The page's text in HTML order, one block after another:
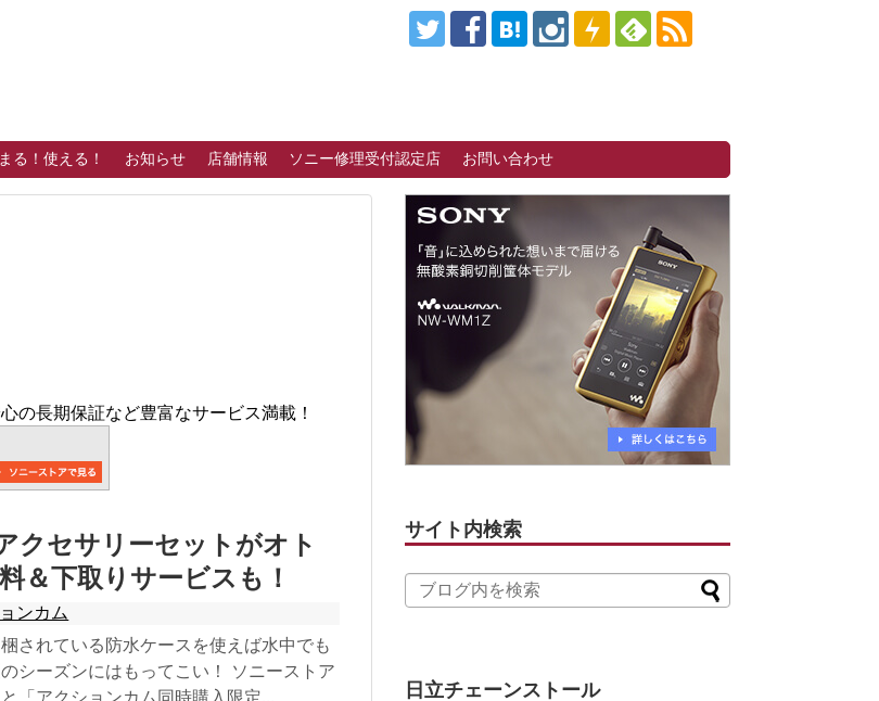
る！使える！ お知らせ 店舗情報 ソニー修理受付認定店 お問い合わせ
の長期保証など豊富なサービス満載！
クセサリーセットがオト
＆下取りサービスも！
ンカム
されている防水ケースを使えば水中でも
シーズンにはもってこい！ ソニーストア
「アクションカム同時購入限定...
サイト内検索
日立チェーンストール